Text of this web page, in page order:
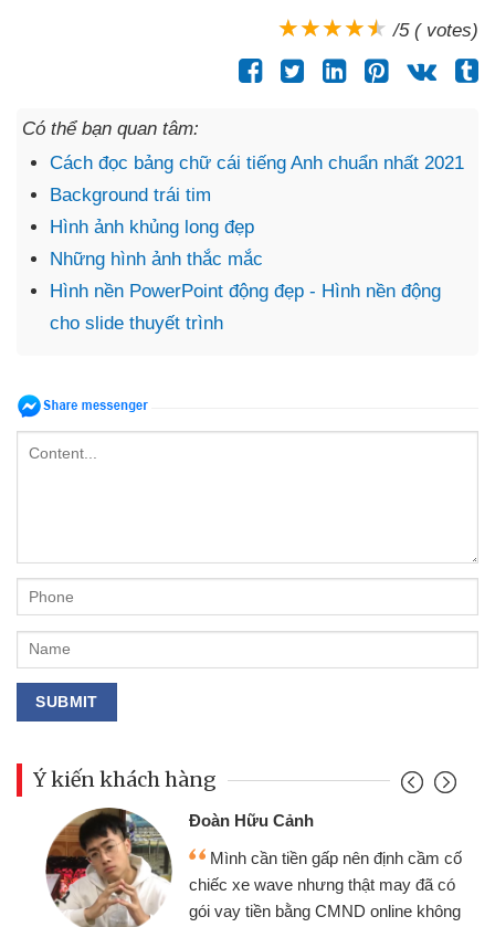
/5 ( votes)
Có thể bạn quan tâm:
Cách đọc bảng chữ cái tiếng Anh chuẩn nhất 2021
Background trái tim
Hình ảnh khủng long đẹp
Những hình ảnh thắc mắc
Hình nền PowerPoint động đẹp - Hình nền động
cho slide thuyết trình
Ý kiến khách hàng
Đoàn Hữu Cảnh
Mình cần tiền gấp nên định cầm cố
chiếc xe wave nhưng thật may đã có
gói vay tiền bằng CMND online không